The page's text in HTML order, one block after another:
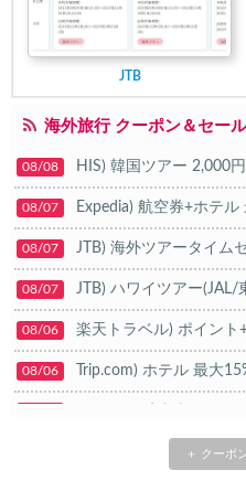
JTB
海外旅行 クーポン＆セール
08/08 HIS) 韓国ツアー 2,000
08/07 Expedia) 航空券+ホテ
08/07 JTB) 海外ツアータイム
08/07 JTB) ハワイツアー(JAL/
08/06 楽天トラベル) ポイント
08/06 Trip.com) ホテル 最大
楽天トラベル) 海外ツ
＋ クーポ